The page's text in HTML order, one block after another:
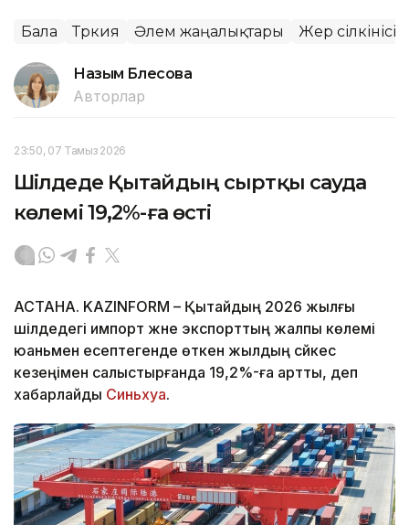
Бала Түркия Әлем жаңалықтары Жер сілкінісі
Назым Бөлесова
Авторлар
23:50, 07 Тамыз 2026
Шілдеде Қытайдың сыртқы сауда
көлемі 19,2%-ға өсті
АСТАНА. KAZINFORM – Қытайдың 2026 жылғы
шілдедегі импорт және экспорттың жалпы көлемі
юаньмен есептегенде өткен жылдың сәйкес
кезеңімен салыстырғанда 19,2%-ға артты, деп
хабарлайды Синьхуа.